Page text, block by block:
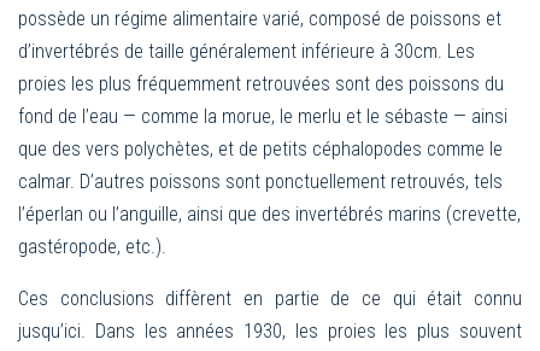
possède un régime alimentaire varié, composé de poissons et
d’invertébrés de taille généralement inférieure à 30cm. Les
proies les plus fréquemment retrouvées sont des poissons du
fond de l’eau — comme la morue, le merlu et le sébaste — ainsi
que des vers polychètes, et de petits céphalopodes comme le
calmar. D’autres poissons sont ponctuellement retrouvés, tels
l’éperlan ou l’anguille, ainsi que des invertébrés marins (crevette,
gastéropode, etc.).
Ces conclusions diffèrent en partie de ce qui était connu
jusqu’ici. Dans les années 1930, les proies les plus souvent